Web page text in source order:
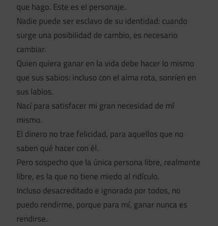
que hago. Este es el personaje.
Nadie puede ser esclavo de su identidad: cuando
surge una posibilidad de cambio, es necesario
cambiar.
Quien quiera ganar en la vida debe hacer lo mismo
que sus sabios: incluso con el alma rota, sonríen en
sus labios.
Nací para satisfacer mi gran necesidad de mí
mismo.
El dinero no trae felicidad, para aquellos que no
saben qué hacer con él.
Pero sospecho que la única persona libre, realmente
libre, es la que no tiene miedo al ridículo.
Incluso desacreditado e ignorado por todos, no
puedo rendirme, porque para mí, ganar nunca es
rendirse.